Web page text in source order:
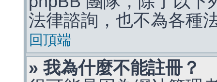
法律諮詢，也不為各種
回頂端
» 我為什麼不能註冊？